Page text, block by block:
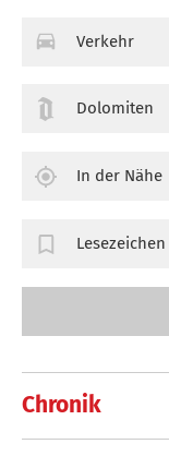
Chronik
Verkehr
Dolomiten
In der Nähe
Lesezeichen